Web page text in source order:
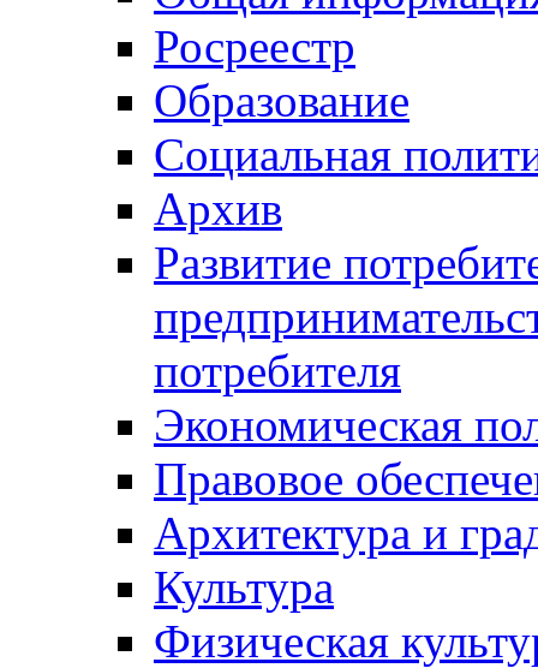
Росреестр
Образование
Социальная
Архив
Развитие
потребителя
Экономическая
Правовое
Архитектура и
Культура
Физическая